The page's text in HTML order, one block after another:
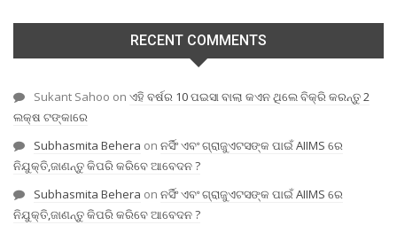
RECENT COMMENTS
Sukant Sahoo on ଏହି ବର୍ଷର 10 ପଇସା ବାଲା କଏନ ଥିଲେ ବିକ୍ରି କରନ୍ତୁ 2
ଲକ୍ଷ ଟଙ୍କାରେ
Subhasmita Behera on ନର୍ସିଂ ଏବଂ ଗ୍ରାଜୁଏଟସଙ୍କ ପାଇଁ AIIMS ରେ
ନିଯୁକ୍ତି,ଜାଣନ୍ତୁ କିପରି କରିବେ ଆବେଦନ ?
Subhasmita Behera on ନର୍ସିଂ ଏବଂ ଗ୍ରାଜୁଏଟସଙ୍କ ପାଇଁ AIIMS ରେ
ନିଯୁକ୍ତି,ଜାଣନ୍ତୁ କିପରି କରିବେ ଆବେଦନ ?